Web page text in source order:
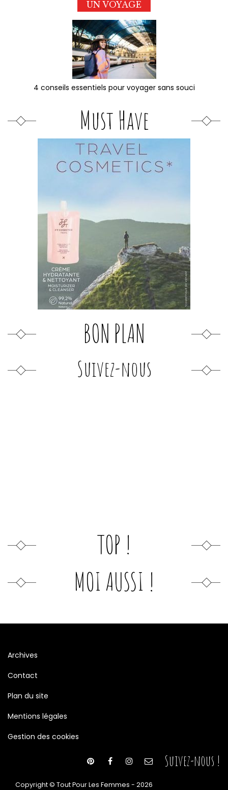
UN VOYAGE
4 conseils essentiels pour voyager sans souci
Must Have
BON PLAN
Suivez-nous
TOP !
MOI AUSSI !
Archives
Contact
Plan du site
Mentions légales
Gestion des cookies
Suivez-nous !
Copyright © Tout Pour Les Femmes - 2026